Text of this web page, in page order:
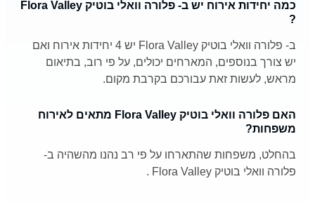
כמה יחידות אירוח יש ב- פלורה וואלי בוטיק Flora Valley
?
ב- פלורה וואלי בוטיק Flora Valley יש 4 יחידות אירוח ואם
יש צורך בנוספים, המארחים יכולים, על פי רוב, בתיאום
מראש, לעשות זאת עבורכם בקרבת מקום.
האם פלורה וואלי בוטיק Flora Valley מתאים לאירוח
משפחות?
בהחלט, משפחות שהתארחו על פי רב נהנו מהשהיה ב-
פלורה וואלי בוטיק Flora Valley .